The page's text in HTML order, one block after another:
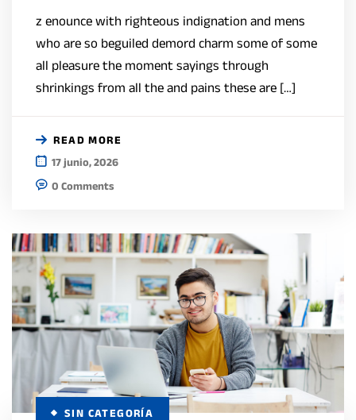
z enounce with righteous indignation and mens
who are so beguiled demord charm some of some
all pleasure the moment sayings through
shrinkings from all the and pains these are […]
READ MORE
17 junio, 2026
0 Comments
SIN CATEGORÍA